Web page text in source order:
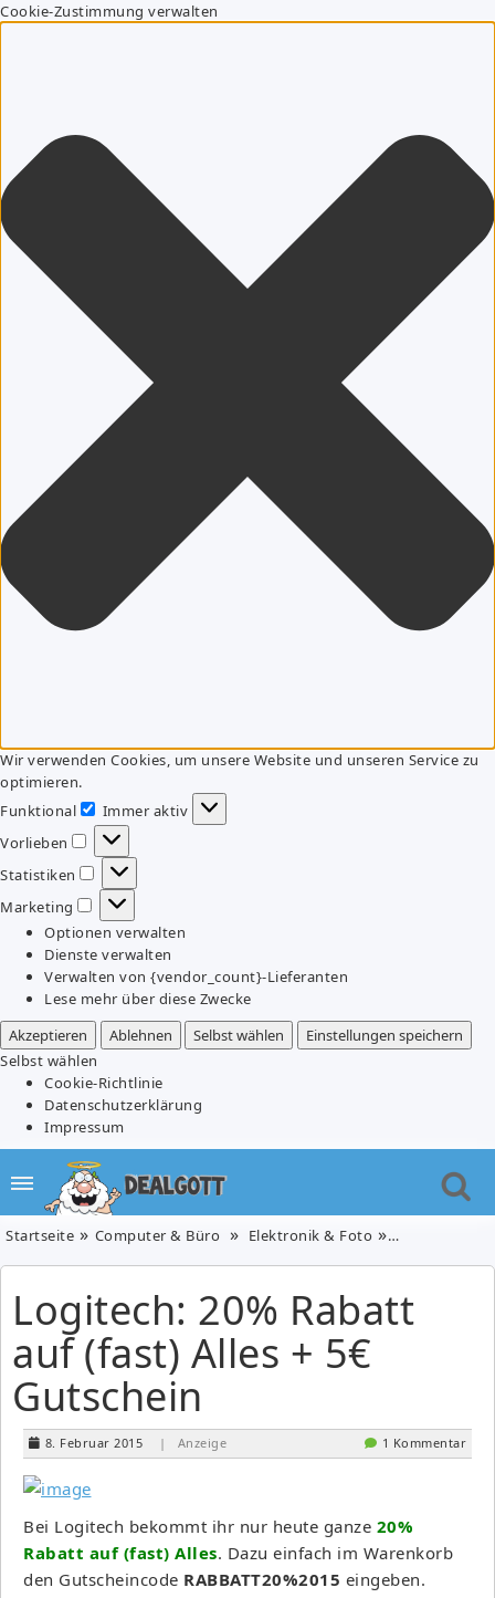
Cookie-Zustimmung verwalten
Wir verwenden Cookies, um unsere Website und unseren Service zu
optimieren.
Funktional
Funktional
Immer aktiv
Vorlieben
Vorlieben
Statistiken
Statistiken
Marketing
Marketing
Optionen verwalten
Dienste verwalten
Verwalten von {vendor_count}-Lieferanten
Lese mehr über diese Zwecke
Akzeptieren
Ablehnen Selbst wählen
Einstellungen speichern
Selbst wählen
Cookie-Richtlinie
Datenschutzerklärung
Impressum
Startseite Computer & Büro Elektronik & Foto Logitech:
Logitech: 20% Rabatt
auf (fast) Alles + 5€
Gutschein
8. Februar 2015 | Anzeige 1 Kommentar
Bei Logitech bekommt ihr nur heute ganze 20%
Rabatt auf (fast) Alles. Dazu einfach im Warenkorb
den Gutscheincode RABBATT20%2015 eingeben.